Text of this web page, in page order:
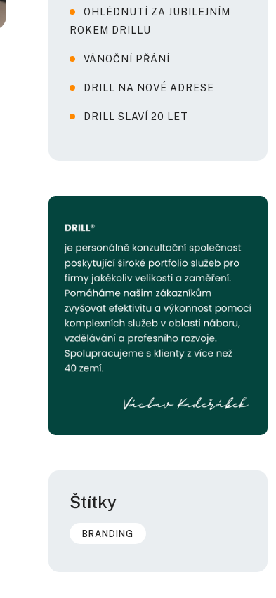
OHLÉDNUTÍ ZA JUBILEJNÍM
ROKEM DRILLU
VÁNOČNÍ PŘÁNÍ
DRILL NA NOVÉ ADRESE
DRILL SLAVÍ 20 LET
Štítky
BRANDING